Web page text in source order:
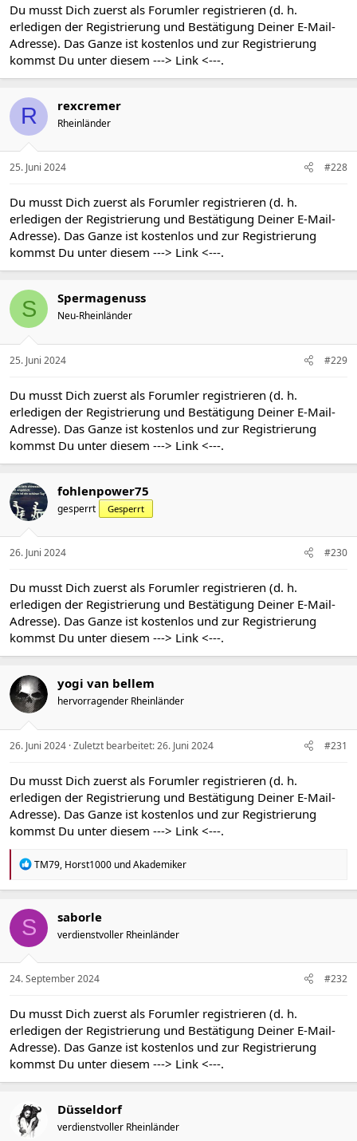
Du musst Dich zuerst als Forumler registrieren (d. h.
erledigen der Registrierung und Bestätigung Deiner E-Mail-
Adresse). Das Ganze ist kostenlos und zur Registrierung
kommst Du unter diesem ---> Link <---.
R rexcremer
Rheinländer
25. Juni 2024 #228
Du musst Dich zuerst als Forumler registrieren (d. h.
erledigen der Registrierung und Bestätigung Deiner E-Mail-
Adresse). Das Ganze ist kostenlos und zur Registrierung
kommst Du unter diesem ---> Link <---.
S Spermagenuss
Neu-Rheinländer
25. Juni 2024 #229
Du musst Dich zuerst als Forumler registrieren (d. h.
erledigen der Registrierung und Bestätigung Deiner E-Mail-
Adresse). Das Ganze ist kostenlos und zur Registrierung
kommst Du unter diesem ---> Link <---.
fohlenpower75
gesperrt Gesperrt
26. Juni 2024 #230
Du musst Dich zuerst als Forumler registrieren (d. h.
erledigen der Registrierung und Bestätigung Deiner E-Mail-
Adresse). Das Ganze ist kostenlos und zur Registrierung
kommst Du unter diesem ---> Link <---.
yogi van bellem
hervorragender Rheinländer
26. Juni 2024 Zuletzt bearbeitet:26. Juni 2024 #231
Du musst Dich zuerst als Forumler registrieren (d. h.
erledigen der Registrierung und Bestätigung Deiner E-Mail-
Adresse). Das Ganze ist kostenlos und zur Registrierung
kommst Du unter diesem ---> Link <---.
R
a
t
i
e
n
TM79, Horst1000 undAkademiker
S saborle
verdienstvoller Rheinländer
24. September 2024 #232
Du musst Dich zuerst als Forumler registrieren (d. h.
erledigen der Registrierung und Bestätigung Deiner E-Mail-
Adresse). Das Ganze ist kostenlos und zur Registrierung
kommst Du unter diesem ---> Link <---.
Düsseldorf
verdienstvoller Rheinländer